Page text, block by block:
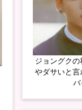
ジョングク
やダサいと言
バ